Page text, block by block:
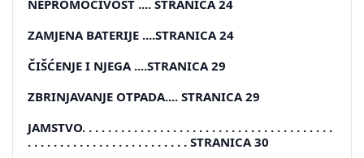
NEPROMOČIVOST .... STRANICA 24
ZAMJENA BATERIJE ....STRANICA 24
ČIŠĆENJE I NJEGA ....STRANICA 29
ZBRINJAVANJE OTPADA.... STRANICA 29
JAMSTVO. . . . . . . . . . . . . . . . . . . . . . . . . . . . . . . . . . . . . . .
. . . . . . . . . . . . . . . . . . . . . . . . . STRANICA 30